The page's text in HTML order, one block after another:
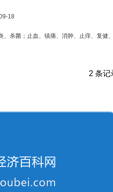
18
、杀菌；止血、镇痛、消肿、止痒、复健
2 条记